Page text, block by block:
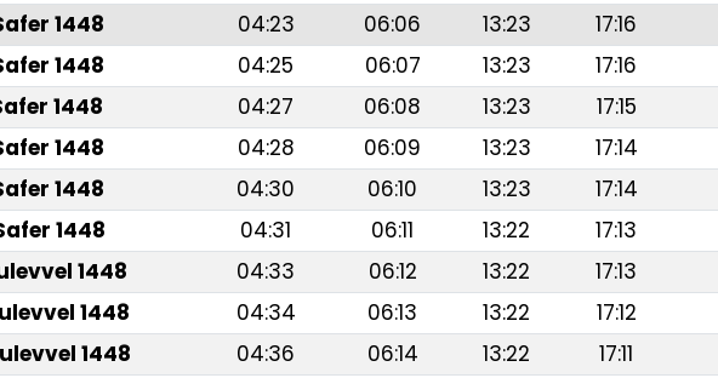
1448 04:23 06:06 13:23 17:16
1448 04:25 06:07 13:23 17:16
1448 04:27 06:08 13:23 17:15
1448 04:28 06:09 13:23 17:14
1448 04:30 06:10 13:23 17:14
1448 04:31 06:11 13:22 17:13
1448 04:33 06:12 13:22 17:13
1448 04:34 06:13 13:22 17:12
1448 04:36 06:14 13:22 17:11